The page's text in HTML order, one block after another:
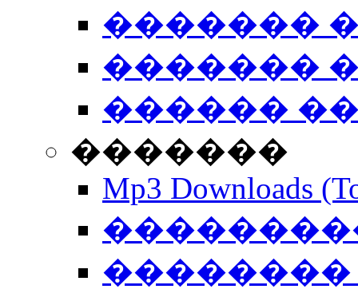
�������
�������
������
�������
Mp3 Downloads
��������